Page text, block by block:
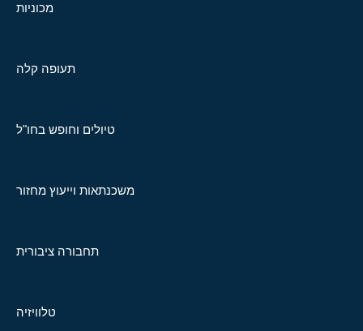
מכוניות
תעופה קלה
טיולים וחופש בחו"ל
משכנתאות וייעוץ מחזור
תחבורה ציבורית
טלוויזיה